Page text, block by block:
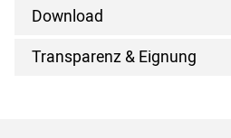
Download
Transparenz & Eignung